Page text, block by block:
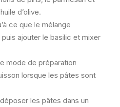
d’olive.
ce que le mélange
ajouter le basilic et mixer
mode de préparation
lorsque les pâtes sont
les pâtes dans un